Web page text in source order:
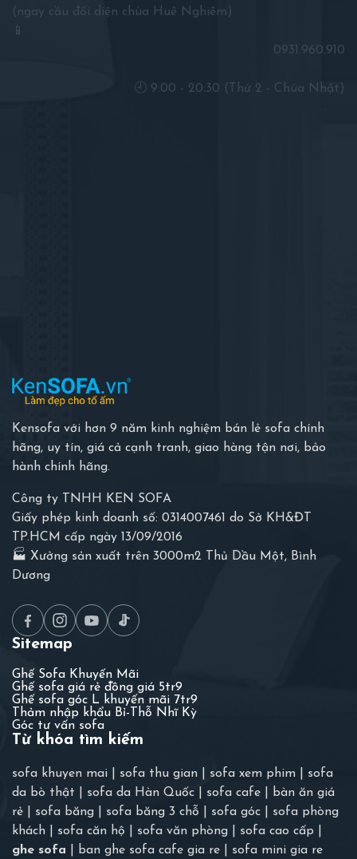
(ngay cầu đối diện chùa Huê Nghiêm)
📱
0931.960.910
🕘 9:00 - 20:30 (Thứ 2 - Chúa Nhật)
Sitemap
Ghế Sofa Khuyến Mãi
Ghế sofa giá rẻ đồng giá 5tr9
Ghế sofa góc L khuyến mãi 7tr9
Thảm nhập khẩu Bỉ-Thỗ Nhĩ Kỳ
Góc tư vấn sofa
Kensofa với hơn 9 năm kinh nghiệm bán lẻ sofa chính
hãng, uy tín, giá cả cạnh tranh, giao hàng tận nơi, bảo
hành chính hãng.
Công ty TNHH KEN SOFA
Giấy phép kinh doanh số: 0314007461 do Sở KH&ĐT
TP.HCM cấp ngày 13/09/2016
🏭 Xưởng sản xuất trên 3000m2 Thủ Dầu Một, Bình
Dương
Từ khóa tìm kiếm
sofa khuyen mai sofa thu gian sofa xem phim
sofa
da bò thật
sofa da Hàn Quốc sofa cafe
bàn ăn giá
rẻ
sofa băng sofa băng 3 chỗ sofa góc
sofa phòng
khách
sofa căn hộ sofa văn phòng sofa cao cấp
ghe sofa
ban ghe sofa cafe gia re sofa mini gia re